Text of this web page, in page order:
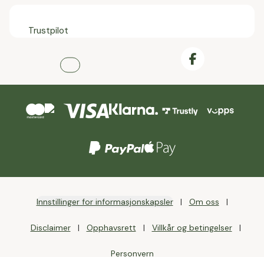
Trustpilot
Innstillinger for informasjonskapsler Om oss
Disclaimer Opphavsrett Villkår og betingelser
Personvern